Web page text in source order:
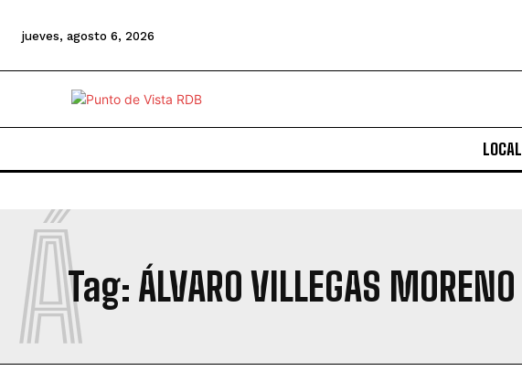
jueves, agosto 6, 2026
LOCAL
Tag: ÁLVARO VILLEGAS MORENO
Á